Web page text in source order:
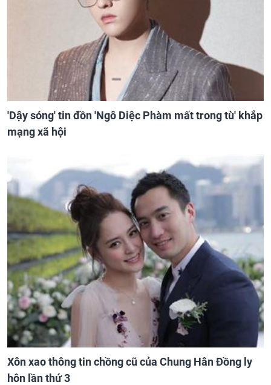
'Dậy sóng' tin đồn 'Ngô Diệc Phàm mất trong tù' khắp
mạng xã hội
Xôn xao thông tin chồng cũ của Chung Hân Đồng ly
hôn lần thứ 3